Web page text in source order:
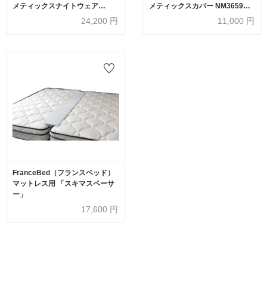
メティックスナイトウェア
NM4603」サテンテラード 男女
24,200 円
メティックスカバー NM3659」
シングルサイズ用 全2色11,000 円
FranceBed（フランスベッド）
マットレス用 「スキマスペーサ
ー」
17,600 円